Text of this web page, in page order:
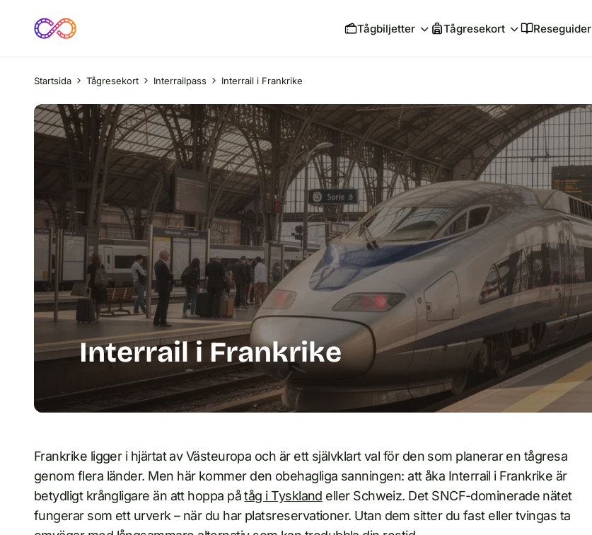
Tågbiljetter Tågresekort Reseguider
Startsida Tågresekort Interrailpass Interrail i Frankrike
Interrail i Frankrike
Frankrike ligger i hjärtat av Västeuropa och är ett självklart val för den som planerar en tågresa
genom flera länder. Men här kommer den obehagliga sanningen: att åka Interrail i Frankrike är
betydligt krångligare än att hoppa påtåg i Tyskland eller Schweiz. Det SNCF-dominerade nätet
fungerar som ett urverk – när du har platsreservationer. Utan dem sitter du fast eller tvingas ta